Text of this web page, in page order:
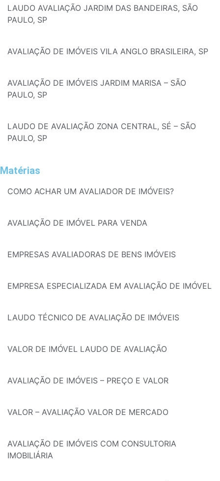
LAUDO AVALIAÇÃO JARDIM DAS BANDEIRAS, SÃO
PAULO, SP
AVALIAÇÃO DE IMÓVEIS VILA ANGLO BRASILEIRA, SP
AVALIAÇÃO DE IMÓVEIS JARDIM MARISA – SÃO
PAULO, SP
LAUDO DE AVALIAÇÃO ZONA CENTRAL, SÉ – SÃO
PAULO, SP
Matérias
COMO ACHAR UM AVALIADOR DE IMÓVEIS?
AVALIAÇÃO DE IMÓVEL PARA VENDA
EMPRESAS AVALIADORAS DE BENS IMÓVEIS
EMPRESA ESPECIALIZADA EM AVALIAÇÃO DE IMÓVEL
LAUDO TÉCNICO DE AVALIAÇÃO DE IMÓVEIS
VALOR DE IMÓVEL LAUDO DE AVALIAÇÃO
AVALIAÇÃO DE IMÓVEIS – PREÇO E VALOR
VALOR – AVALIAÇÃO VALOR DE MERCADO
AVALIAÇÃO DE IMÓVEIS COM CONSULTORIA
IMOBILIÁRIA